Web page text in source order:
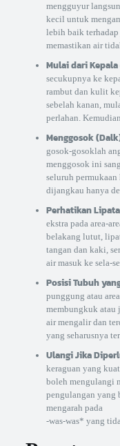
mengguyur
kecil untuk
lebih baik
memastikan air
Mulai dari
secukupnya ke
rambut dan kulit
sebelah kanan,
perlahan.
Menggosok
gosok-gosoklah
menggosok ini
seluruh
dijangkau hanya
Perhatikan
ekstra pada area-
belakang lutut,
tangan dan kaki,
air masuk ke sela-
Posisi Tubuh
punggung atau
membungkuk atau
air mengalir dan
yang seharusnya
Ulangi Jika
keraguan yang
boleh mengulangi
pengulangan yang
mengarah pada
-was-was* yang